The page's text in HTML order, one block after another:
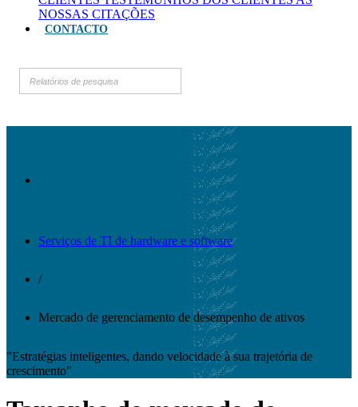
NOSSAS CITAÇÕES
CONTACTO
Serviços de TI de hardware e software
/
Mercado de gerenciamento de desempenho de ativos
"Estratégias inteligentes, dando velocidade à sua trajetória de
crescimento"